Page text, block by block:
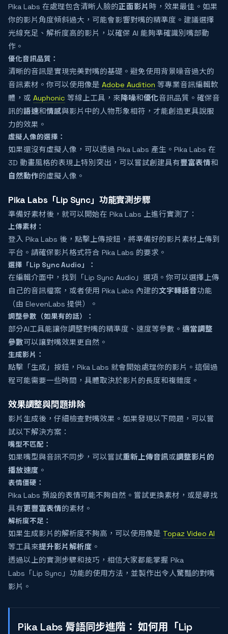
Pika Labs 在處理包含清晰人臉的正面影片 時，效果最佳。如果
你的影片角度傾斜過大，可能會影響對嘴的精準度。建議選擇
光線充足、解析度高的影片，以確保 AI 能夠準確識別嘴部動
作。
優化音訊品質：
清晰的音訊是實現完美對嘴的基礎。避免使用背景噪音過大的
音訊素材。你可以使用像是 Adobe Audition 等專業音訊編輯軟
體，或 Auphonic 等線上工具，來降噪和優化音訊品質。確保音
訊的語速和情感與影片中的人物形象相符，才能創造更具說服
力的效果。
虛擬人像的選擇：
如果還沒有虛擬人像，可以透過 Pika Labs 產生。Pika Labs 在
3D 動畫風格的表現上特別突出，可以嘗試創建具有豐富表情和
自然動作的虛擬人像。
Pika Labs「Lip Sync」功能實測步驟
準備好素材後，就可以開始在 Pika Labs 上進行實測了：
上傳素材：
登入 Pika Labs 後，點擊上傳按鈕，將準備好的影片素材上傳到
平台。請確保影片格式符合 Pika Labs 的要求。
選擇「Lip Sync Audio」：
在編輯介面中，找到「Lip Sync Audio」選項。你可以選擇上傳
自己的音訊檔案，或者使用 Pika Labs 內建的文字轉語音功能
（由 ElevenLabs 提供）。
調整參數（如果有的話）：
部分AI工具能讓你調整對嘴的精準度、速度等參數。 適當調整
參數可以讓對嘴效果更自然。
生成影片：
點擊「生成」按鈕，Pika Labs 就會開始處理你的影片。這個過
程可能需要一些時間，具體取決於影片的長度和複雜度。
效果調整與問題排除
影片生成後，仔細檢查對嘴效果。如果發現以下問題，可以嘗
試以下解決方案：
嘴型不匹配：
如果嘴型與音訊不同步，可以嘗試重新上傳音訊或調整影片的
播放速度 。
表情僵硬：
Pika Labs 預設的表情可能不夠自然。嘗試更換素材，或是尋找
具有更豐富表情的素材。
解析度不足：
如果生成影片的解析度不夠高，可以使用像是 Topaz Video AI
等工具來提升影片解析度 。
透過以上的實測步驟和技巧，相信大家都能掌握 Pika
Labs「Lip Sync」功能的使用方法，並製作出令人驚豔的對嘴
影片。
Pika Labs 脣語同步進階： 如何用「Lip